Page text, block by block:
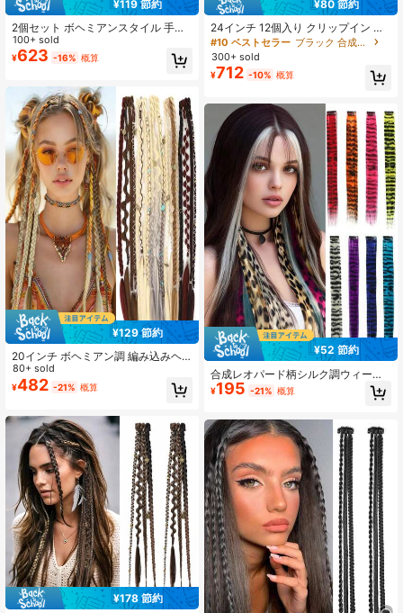
¥119 節約
2個セット ボヘミアンスタイル 手作
り編み込みヘアクリップ、合成編み
込みヘアアクセサリー、女性向け
100+ sold
¥623 -16% 概算
¥129 節約
20インチ ボヘミアン調 編み込みヘ
アクリップ、合成繊維製 編み込みヘ
アエクステンション 2個セット、コ
スプレや日常使いに適しています、
パーハイライト
80+ sold
¥482 -21% 概算
¥178 節約
¥80 節約
24インチ 12個入り クリップイン ナ
チュラルブラック ストレート 合成毛
髪エクステンション、女性や女の子
の日常使いに適しています
#10 ベストセラー
ブラック 合成拡張機能
300+ sold
¥712 -10% 概算
¥52 節約
合成レオパード柄シルク調ウィービ
ング一体型クリップオンヘアエクス
テンション、耳掛け式デザイン、ヘ
ィッグ、耐熱合成クリップオンウィ
ッグ、あらゆるシーンで着用可能、
ミュージックフェス、クリスマス、
年末年始
¥195 -21% 概算